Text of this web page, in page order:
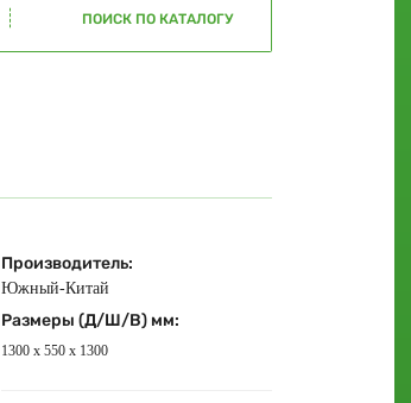
ПОИСК ПО КАТАЛОГУ
Производитель:
Южный-Китай
Размеры (Д/Ш/В) мм:
1300 х 550 х 1300